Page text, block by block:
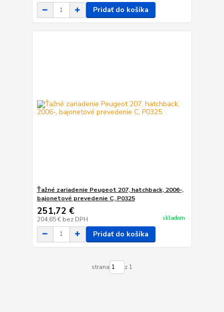
Pridať do košíka
Ťažné zariadenie Peugeot 207, hatchback, 2006-,
bajonetové prevedenie C, P0325
251,72 €
204,65 € bez DPH skladom
Pridať do košíka
strana z 1